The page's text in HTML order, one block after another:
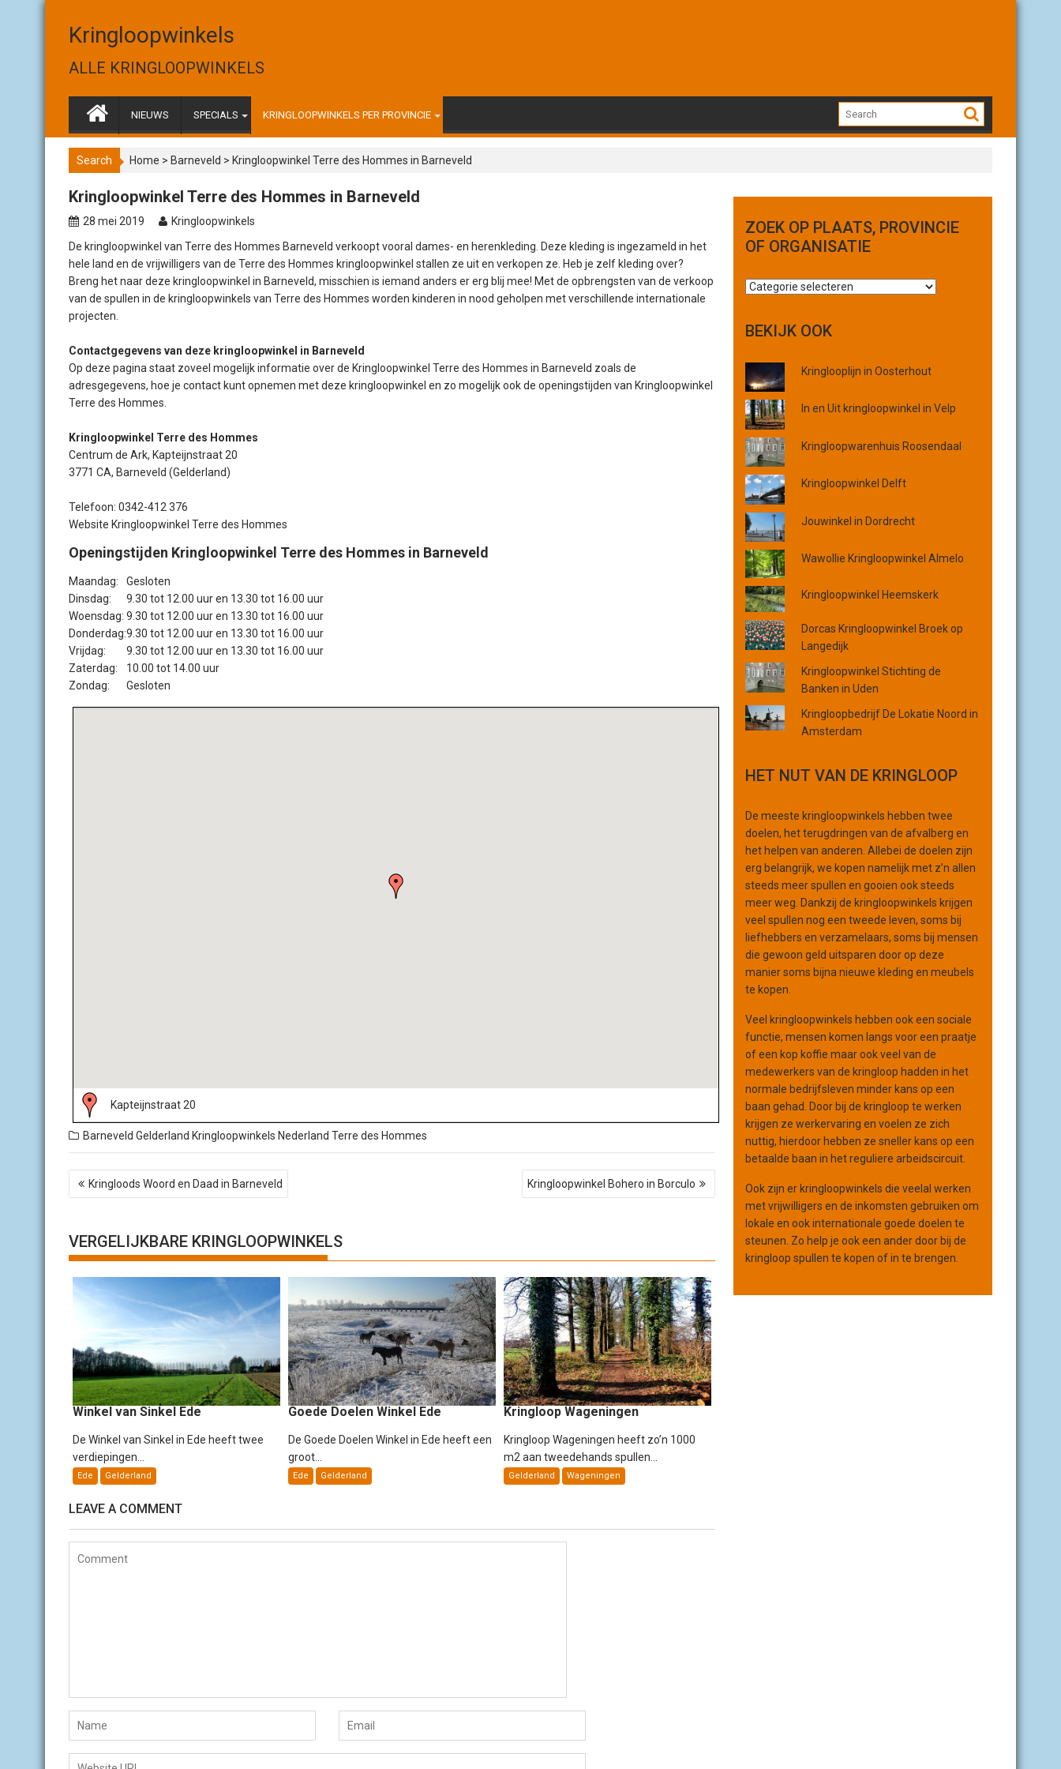
Kringloopwinkels
ALLE KRINGLOOPWINKELS
NIEUWS SPECIALS KRINGLOOPWINKELS PER PROVINCIE
Search Home > Barneveld > Kringloopwinkel Terre des Hommes in Barneveld
Kringloopwinkel Terre des Hommes in Barneveld
28 mei 2019
Kringloopwinkels
De kringloopwinkel van Terre des Hommes Barneveld verkoopt vooral dames- en herenkleding. Deze kleding is ingezameld in het
hele land en de vrijwilligers van de Terre des Hommes kringloopwinkel stallen ze uit en verkopen ze. Heb je zelf kleding over?
Breng het naar deze kringloopwinkel in Barneveld, misschien is iemand anders er erg blij mee! Met de opbrengsten van de verkoop
van de spullen in de kringloopwinkels van Terre des Hommes worden kinderen in nood geholpen met verschillende internationale
projecten.
Contactgegevens van deze kringloopwinkel in Barneveld
Op deze pagina staat zoveel mogelijk informatie over de Kringloopwinkel Terre des Hommes in Barneveld zoals de
adresgegevens, hoe je contact kunt opnemen met deze kringloopwinkel en zo mogelijk ook de openingstijden van Kringloopwinkel
Terre des Hommes.
Kringloopwinkel Terre des Hommes
Centrum de Ark, Kapteijnstraat 20
3771 CA, Barneveld (Gelderland)
Telefoon: 0342-412 376
Website Kringloopwinkel Terre des Hommes
Openingstijden Kringloopwinkel Terre des Hommes in Barneveld
Maandag:
Gesloten
Dinsdag:
9.30 tot 12.00 uur en 13.30 tot 16.00 uur
Woensdag: 9.30 tot 12.00 uur en 13.30 tot 16.00 uur
Donderdag:9.30 tot 12.00 uur en 13.30 tot 16.00 uur
Vrijdag:
9.30 tot 12.00 uur en 13.30 tot 16.00 uur
Zaterdag:
10.00 tot 14.00 uur
Zondag:
Gesloten
Kapteijnstraat 20
Barneveld Gelderland Kringloopwinkels Nederland Terre des Hommes
e
c
h
n
a
g
a
t
e
Kringloods Woord en Daad in Barneveld Kringloopwinkel Bohero in Borculo
VERGELIJKBARE KRINGLOOPWINKELS
Winkel van Sinkel Ede
De Winkel van Sinkel in Ede heeft twee
verdiepingen...
Ede Gelderland
Goede Doelen Winkel Ede
De Goede Doelen Winkel in Ede heeft een
groot...
Ede Gelderland
Kringloop Wageningen
Kringloop Wageningen heeft zo’n 1000
m2 aan tweedehands spullen...
Gelderland Wageningen
LEAVE A COMMENT
ZOEK OP PLAATS, PROVINCIE
OF ORGANISATIE
Z
k
p
p
l
a
a
t
s
,
p
r
o
v
i
n
c
i
e
o
f
o
r
n
BEKIJK OOK
Kringlooplijn in Oosterhout
In en Uit kringloopwinkel in Velp
Kringloopwarenhuis Roosendaal
Kringloopwinkel Delft
Jouwinkel in Dordrecht
Wawollie Kringloopwinkel Almelo
Kringloopwinkel Heemskerk
Dorcas Kringloopwinkel Broek op
Langedijk
Kringloopwinkel Stichting de
Banken in Uden
Kringloopbedrijf De Lokatie Noord in
Amsterdam
HET NUT VAN DE KRINGLOOP
De meeste kringloopwinkels hebben twee
doelen, het terugdringen van de afvalberg en
het helpen van anderen. Allebei de doelen zijn
erg belangrijk, we kopen namelijk met z’n allen
steeds meer spullen en gooien ook steeds
meer weg. Dankzij de kringloopwinkels krijgen
veel spullen nog een tweede leven, soms bij
liefhebbers en verzamelaars, soms bij mensen
die gewoon geld uitsparen door op deze
manier soms bijna nieuwe kleding en meubels
te kopen.
Veel kringloopwinkels hebben ook een sociale
functie, mensen komen langs voor een praatje
of een kop koffie maar ook veel van de
medewerkers van de kringloop hadden in het
normale bedrijfsleven minder kans op een
baan gehad. Door bij de kringloop te werken
krijgen ze werkervaring en voelen ze zich
nuttig, hierdoor hebben ze sneller kans op een
betaalde baan in het reguliere arbeidscircuit.
Ook zijn er kringloopwinkels die veelal werken
met vrijwilligers en de inkomsten gebruiken om
lokale en ook internationale goede doelen te
steunen. Zo help je ook een ander door bij de
kringloop spullen te kopen of in te brengen.